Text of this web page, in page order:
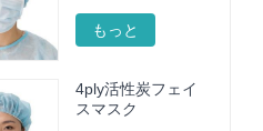
もっと
4ply活性炭フェイ
スマスク